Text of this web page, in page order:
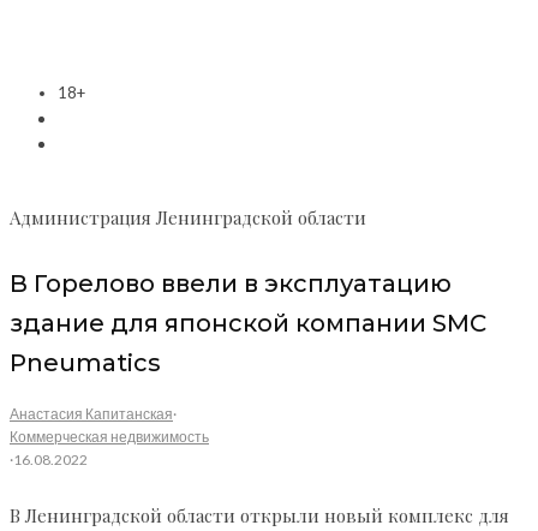
18+
Администрация Ленинградской области
В Горелово ввели в эксплуатацию
здание для японской компании SMC
Pneumatics
Анастасия Капитанская·
Коммерческая недвижимость
·16.08.2022
В Ленинградской области открыли новый комплекс для